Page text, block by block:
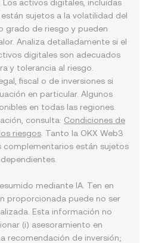
activos digitales, incluidas
sujetos a la volatilidad del
grado de riesgo y pueden
Analiza detalladamente si el
digitales son adecuados
y tolerancia al riesgo.
fiscal o de inversiones si
en particular. Algunos
en todas las regiones.
consulta: Condiciones de
riesgos . Tanto la OKX Web3
complementarios están sujetos
mediante IA. Ten en
proporcionada puede no ser
Esta información no
(i) asesoramiento en
recomendación de inversión;